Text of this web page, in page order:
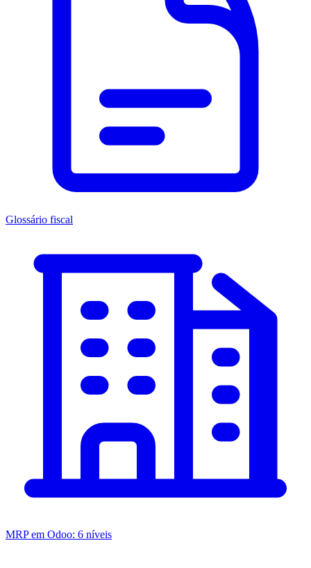
Glossário fiscal
MRP em Odoo: 6 níveis